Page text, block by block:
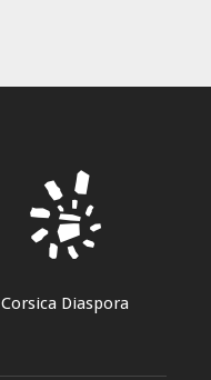
Corsica Diaspora